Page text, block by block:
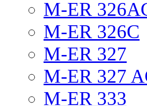
M-ER
M-ER 326C
M-ER 327
M-ER 327
M-ER 333